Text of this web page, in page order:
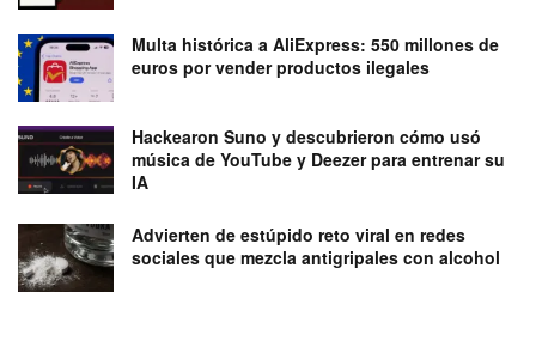
Multa histórica a AliExpress: 550 millones de
euros por vender productos ilegales
Hackearon Suno y descubrieron cómo usó
música de YouTube y Deezer para entrenar su
IA
Advierten de estúpido reto viral en redes
sociales que mezcla antigripales con alcohol